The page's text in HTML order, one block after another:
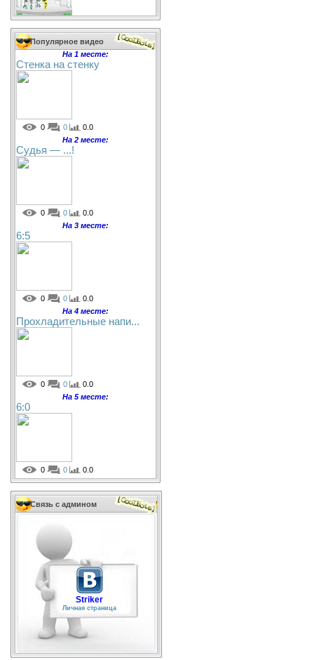
Популярное видео
На 1 месте:
Стенка на стенку
0 0
0.0
На 2 месте:
Судья — ...!
0 0
0.0
На 3 месте:
6:5
0 0
0.0
На 4 месте:
Прохладительные напи...
0 0
0.0
На 5 месте:
6:0
0 0 0.0
Связь с админом
Striker
Личная страница